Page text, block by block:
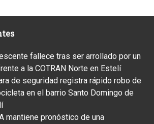
fallece tras ser arrollado por un
a la COTRAN Norte en Estelí
de seguridad registra rápido robo de
en el barrio Santo Domingo de
mantiene pronóstico de una